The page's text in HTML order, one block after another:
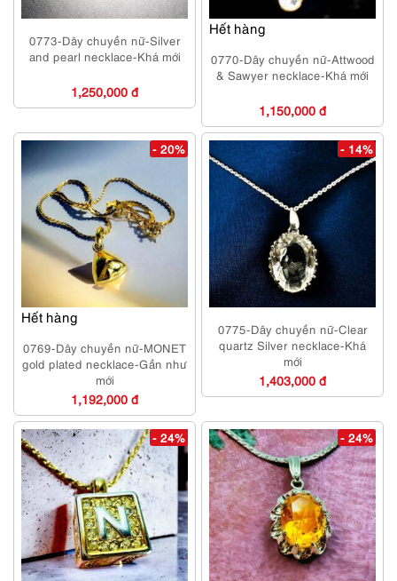
0773-Dây chuyền nữ-Silver
and pearl necklace-Khá mới
1,250,000 đ
Hết hàng
0770-Dây chuyền nữ-Attwood
& Sawyer necklace-Khá mới
1,150,000 đ
Hết hàng
- 20%
0769-Dây chuyền nữ-MONET
gold plated necklace-Gần như
mới
1,192,000 đ
- 14%
0775-Dây chuyền nữ-Clear
quartz Silver necklace-Khá
mới
1,403,000 đ
- 24% - 24%